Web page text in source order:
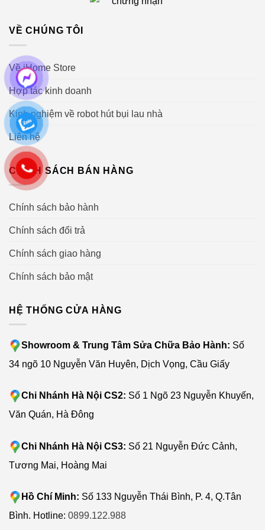
Công nghệ phun sương góc rộng ba vòi
Công nghệ phun sương góc rộng ba vòi được nâng cấp
sạch hiệu quả và hiệu quả. Áp lực nước tăng 100% với
thời gian phủ tăng 90%, tất cả bụi bẩn tan biến và được
lau sạch chỉ bằng một cú đánh.
Hệ thống leo núi thông minh được hỗ trợ bởi dây đai
cao, đảm bảo chuyển động ổn định không bị trượt. Ngay
xúc với nước và mang lại độ ổn định cao hơn khi leo lên
trên. Cùng với nhau, điều này đảm bảo
kính
WINBOT W2 OMNI có thể di chuyển trơn tru và ổn
định mọi lúc.
VỀ CHÚNG TÔI
Về iHome Store
Hợp tác kinh doanh
Kinh nghiệm về robot hút bụi lau nhà
Liên hệ
CHÍNH SÁCH BÁN HÀNG
Chính sách bảo hành
Chính sách đổi trả
Chính sách giao hàng
Chính sách bảo mật
HỆ THỐNG CỬA HÀNG
Showroom & Trung Tâm Sửa Chữa Bảo Hành: Số
34 ngõ 10 Nguyễn Văn Huyên, Dịch Vọng, Cầu Giấy
Chi Nhánh Hà Nội CS2: Số 1 Ngõ 23 Nguyễn Khuyến,
Văn Quán, Hà Đông
Chi Nhánh Hà Nội CS3: Số 21 Nguyễn Đức Cảnh,
Tương Mai, Hoàng Mai
Hồ Chí Minh: Số 133 Nguyễn Thái Bình, P. 4, Q.Tân
Bình. Hotline: 0899.122.988